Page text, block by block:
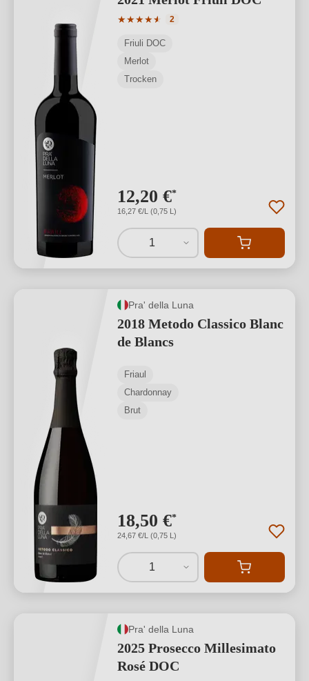
★★★★★
★
Durchschnittliche Bewertung von 4.5
2
Friuli DOC
Merlot
Trocken
12,20 €*
16,27 €/L (0,75 L)
1
Pra' della Luna
2018 Metodo Classico Blanc
de Blancs
Friaul
Chardonnay
Brut
18,50 €*
24,67 €/L (0,75 L)
1
Pra' della Luna
2025 Prosecco Millesimato
Rosé DOC